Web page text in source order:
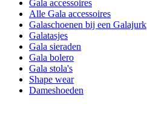
Gala accessoires
Alle Gala accessoires
Galaschoenen bij een Galajurk
Galatasjes
Gala sieraden
Gala bolero
Gala stola's
Shape wear
Dameshoeden